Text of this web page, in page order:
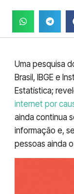
Uma pesquisa
Brasil, IBGE e
Estatística;
internet por
ainda continua
informação e,
pessoas ainda